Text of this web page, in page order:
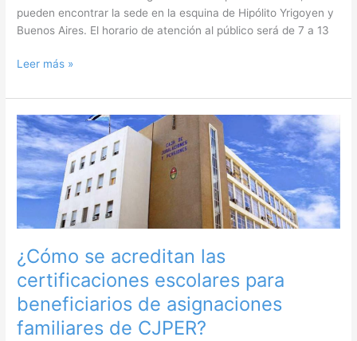
pueden encontrar la sede en la esquina de Hipólito Yrigoyen y
Buenos Aires. El horario de atención al público será de 7 a 13
Leer más »
¿Cómo se acreditan las
certificaciones escolares para
beneficiarios de asignaciones
familiares de CJPER?
¿Cómo
se
acreditan
las
certificaciones
escolares
para
beneficiarios
de
asignaciones
familiares
de
CJPER?